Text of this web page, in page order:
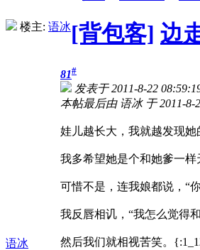
楼主: 语冰[背包客] 边
语冰
81#
发表于 2011-8-22
本帖最后由 语冰 于 2011-8-
娃儿越长大，我就越发现她
我多希望她是个和她爹一
可惜不是，连我娘都说，“
我反唇相讥，“我怎么觉得
然后我们就相视苦笑。